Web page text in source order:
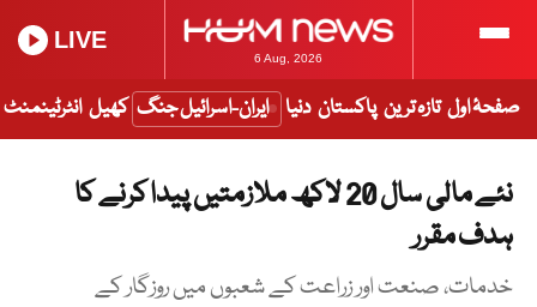
6 Aug, 2026
LIVE
صفحۂ اول تازہ ترین پاکستان دنیا ایران-اسرائیل جنگ کھیل انٹرٹینمنٹ
نئے مالی سال 20 لاکھ ملازمتیں پیدا کرنے کا
ہدف مقرر
خدمات، صنعت اور زراعت کے شعبوں میں روزگار کے